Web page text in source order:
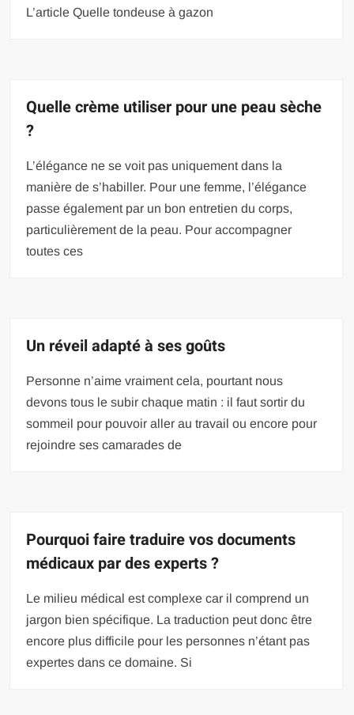
L’article Quelle tondeuse à gazon
Quelle crème utiliser pour une peau sèche
?
L’élégance ne se voit pas uniquement dans la
manière de s’habiller. Pour une femme, l’élégance
passe également par un bon entretien du corps,
particulièrement de la peau. Pour accompagner
toutes ces
Un réveil adapté à ses goûts
Personne n’aime vraiment cela, pourtant nous
devons tous le subir chaque matin : il faut sortir du
sommeil pour pouvoir aller au travail ou encore pour
rejoindre ses camarades de
Pourquoi faire traduire vos documents
médicaux par des experts ?
Le milieu médical est complexe car il comprend un
jargon bien spécifique. La traduction peut donc être
encore plus difficile pour les personnes n’étant pas
expertes dans ce domaine. Si